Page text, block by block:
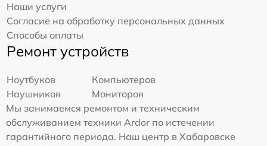
Наши услуги
Согласие на обработку персональных данных
Способы оплаты
Ремонт устройств
Ноутбуков
Компьютеров
Наушников
Мониторов
Мы занимаемся ремонтом и техническим
обслуживанием техники Ardor по истечении
гарантийного периода. Наш центр в Хабаровске